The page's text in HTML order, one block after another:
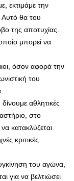
εκτιμάμε την
Αυτό θα του
της αποτυχίας.
μπορεί να
όσον αφορά την
του
αθλητικές
στο
κατακλύζεται
κριτικές
του αγώνα,
για να βελτιώσει